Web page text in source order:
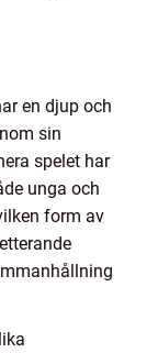
en djup och
sin
spelet har
unga och
form av